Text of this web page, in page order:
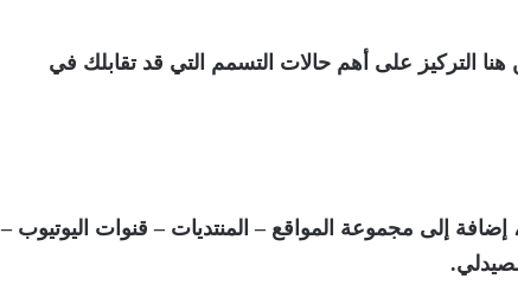
التركيز على أهم حالات التسمم التي قد تقابلك في
إضافة إلى مجموعة المواقع – المنتديات – قنوات اليوتيوب –